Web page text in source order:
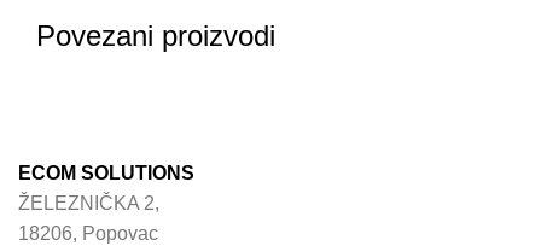
Povezani proizvodi
ECOM SOLUTIONS
ŽELEZNIČKA 2,
18206, Popovac